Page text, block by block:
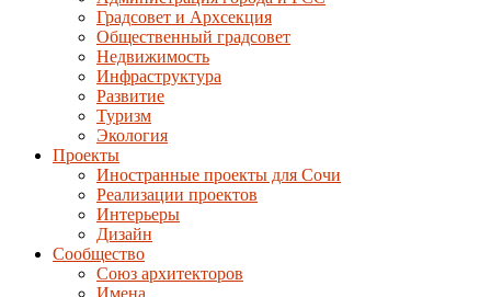
Градсовет и Архсекция
Общественный градсовет
Недвижимость
Инфраструктура
Развитие
Туризм
Экология
Проекты
Иностранные проекты для Сочи
Реализации проектов
Интерьеры
Дизайн
Сообщество
Союз архитекторов